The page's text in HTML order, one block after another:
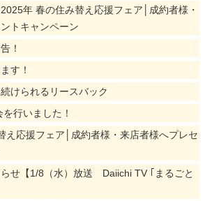
2025年 春の住み替え応援フェア│成約者様・
トキャンペーン
！
す！
けられるリースバック
行いました！
え応援フェア│成約者様・来店者様へプレセ
せ【1/8（水）放送 Daiichi TV ｢まるごと